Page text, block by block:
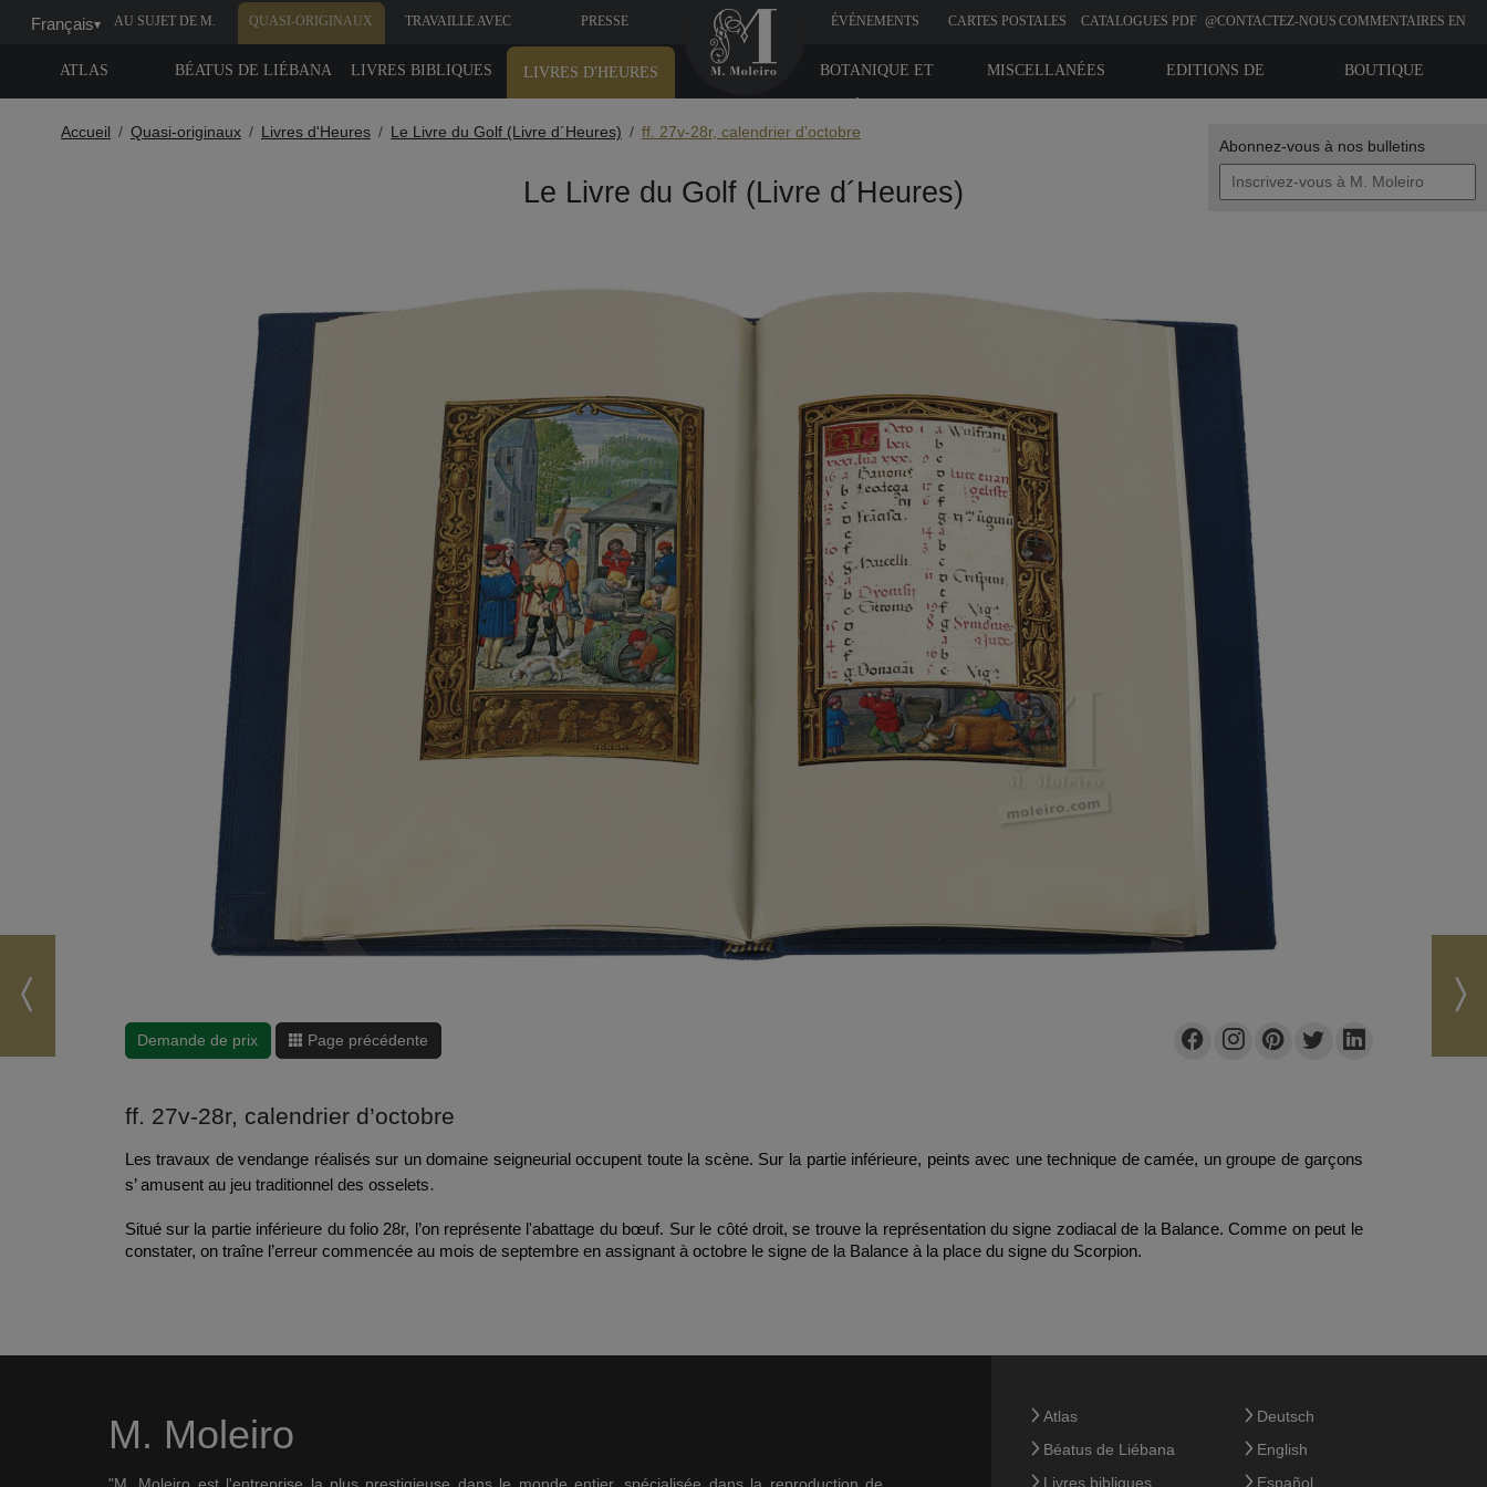
Abonnez-vous à nos bulletins
Français▾ AU SUJET DE M. QUASI-ORIGINAUX TRAVAILLE AVEC PRESSE ÉVÉNEMENTS CARTES POSTALES CATALOGUES PDF @CONTACTEZ-NOUS COMMENTAIRES EN
ATLAS BÉATUS DE LIÉBANA LIVRES BIBLIQUES LIVRES D'HEURES BOUTIQUE
EDITIONS DE
MISCELLANÉES
BOTANIQUE ET
Accueil Quasi-originaux Livres d'Heures Le Livre du Golf (Livre d´Heures) ff. 27v-28r, calendrier d’octobre
Le Livre du Golf (Livre d´Heures)
Demande de prix Page précédente
ff. 27v-28r, calendrier d’octobre
Les travaux de vendange réalisés sur un domaine seigneurial occupent toute la scène. Sur la partie inférieure, peints avec une technique de camée, un groupe de garçons
s’ amusent au jeu traditionnel des osselets.
Situé sur la partie inférieure du folio 28r, l’on représente l'abattage du bœuf. Sur le côté droit, se trouve la représentation du signe zodiacal de la Balance. Comme on peut le
constater, on traîne l’erreur commencée au mois de septembre en assignant à octobre le signe de la Balance à la place du signe du Scorpion.
M. Moleiro
Atlas
Béatus de Liébana
Livres bibliques
Deutsch
English
Español